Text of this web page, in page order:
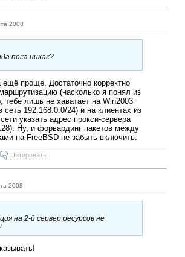
2008
пока никак?
ещё проще. Достаточно корректно
(насколько я понял из
тебе лишь не хаватает на Win2003
сеть 192.168.0.0/24) и на клиентах из
указать адрес прокси-сервера
Ну, и форвардинг пакетов между
на FreeBSD не забыть включить.
Цитировать
2008
на 2-й сервер ресурсов не